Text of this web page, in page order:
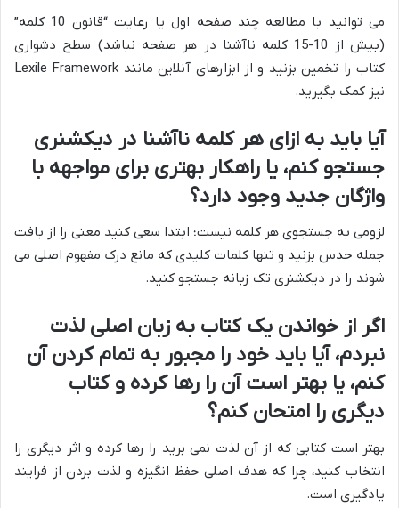
می توانید با مطالعه چند صفحه اول یا رعایت “قانون 10 کلمه”
(بیش از 10-15 کلمه ناآشنا در هر صفحه نباشد) سطح دشواری
کتاب را تخمین بزنید و از ابزارهای آنلاین مانند Lexile Framework
نیز کمک بگیرید.
آیا باید به ازای هر کلمه ناآشنا در دیکشنری
جستجو کنم، یا راهکار بهتری برای مواجهه با
واژگان جدید وجود دارد؟
لزومی به جستجوی هر کلمه نیست؛ ابتدا سعی کنید معنی را از بافت
جمله حدس بزنید و تنها کلمات کلیدی که مانع درک مفهوم اصلی می
شوند را در دیکشنری تک زبانه جستجو کنید.
اگر از خواندن یک کتاب به زبان اصلی لذت
نبردم، آیا باید خود را مجبور به تمام کردن آن
کنم، یا بهتر است آن را رها کرده و کتاب
دیگری را امتحان کنم؟
بهتر است کتابی که از آن لذت نمی برید را رها کرده و اثر دیگری را
انتخاب کنید، چرا که هدف اصلی حفظ انگیزه و لذت بردن از فرایند
یادگیری است.